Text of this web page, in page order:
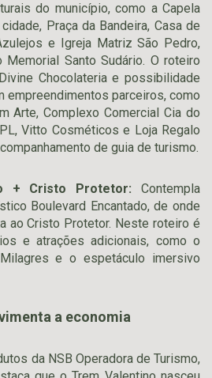
do município, como a Capela
Praça da Bandeira, Casa de
e Igreja Matriz São Pedro,
Santo Sudário. O roteiro
Chocolateria e possibilidade
empreendimentos parceiros, como
Arte, Complexo Comercial Cia do
Vitto Cosméticos e Loja Regalo
de guia de turismo.
+ Cristo Protetor: Contempla
Boulevard Encantado, de onde
ao Cristo Protetor. Neste roteiro é
e atrações adicionais, como o
e o espetáculo imersivo
a economia
da NSB Operadora de Turismo,